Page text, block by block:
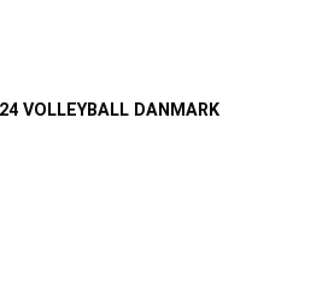
VOLLEYBALL DANMARK